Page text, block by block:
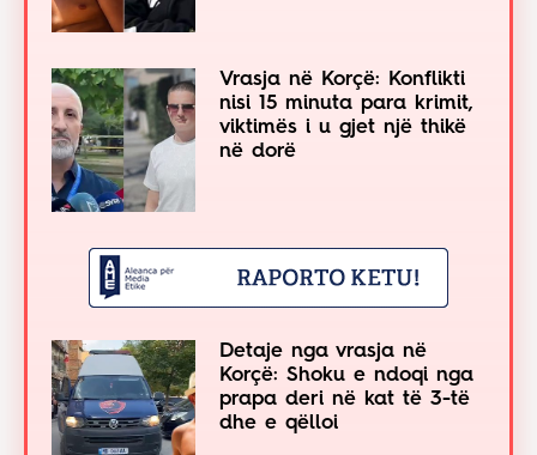
Vrasja në Korçë: Konflikti
nisi 15 minuta para krimit,
viktimës i u gjet një thikë
në dorë
Detaje nga vrasja në
Korçë: Shoku e ndoqi nga
prapa deri në kat të 3-të
dhe e qëlloi